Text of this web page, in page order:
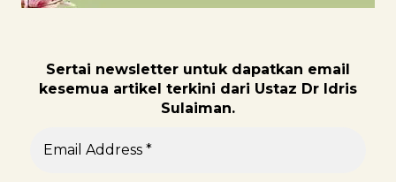
Sertai newsletter untuk dapatkan email
kesemua artikel terkini dari Ustaz Dr Idris
Sulaiman.